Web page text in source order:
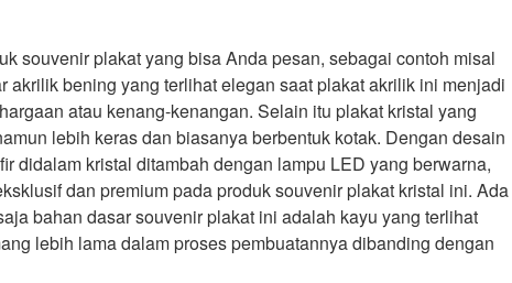
souvenir plakat yang bisa Anda pesan, sebagai contoh misal
akrilik bening yang terlihat elegan saat plakat akrilik ini menjadi
atau kenang-kenangan. Selain itu plakat kristal yang
lebih keras dan biasanya berbentuk kotak. Dengan desain
didalam kristal ditambah dengan lampu LED yang berwarna,
dan premium pada produk souvenir plakat kristal ini. Ada
bahan dasar souvenir plakat ini adalah kayu yang terlihat
lebih lama dalam proses pembuatannya dibanding dengan